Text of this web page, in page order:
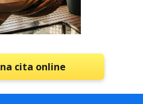
cita online